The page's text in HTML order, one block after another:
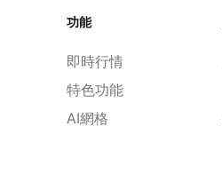
功能
即時行情
特色功能
AI網格